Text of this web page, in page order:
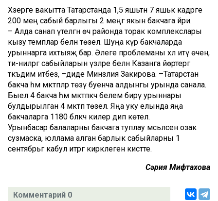
Хәзерге вакытта Татарстанда 1,5 яшьтән 7 яшькә кадәрге
200 мең сабый барлыгы 2 меңгә якын бакчага йри.
– Алда санап үтелгән өч районда торак комплекслары
кызу темплар белән төзелә. Шуңа күрә бакчаларда
урыннарга ихтыяҗ бар. Әлеге проблеманы хәл итү өчен,
әти-әниләргә сабыйларын үзләре белән Казанга йөртергә
тәкъдим итәбез, –диде Минзәлия Закирова. –Татарстан
бакча һәм мәктәпләр төзү буенча алдынгы урында санала.
Быел 4 бакча һәм мәктәпкәчә белем бирү урыннары
булдырылган 4 мәктәп төзелә. Яңа уку елында яңа
бакчаларга 1180 бәләкәч килер дип көтелә.
Урынбасар балаларны бакчага туплау мәсьәләсен озак
сузмаска, юллама алган барлык сабыйларны 1
сентябрьгә кабул итәргә кирәклеген кисәтте.
Сәрия Мифтахова
Комментарий 0